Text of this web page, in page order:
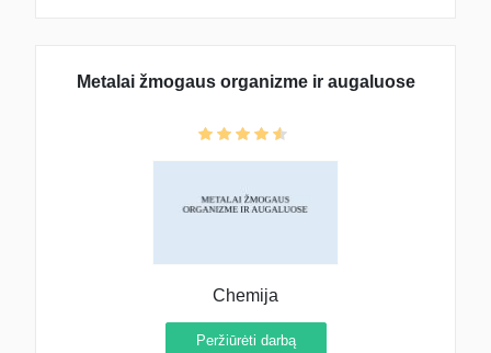
Metalai žmogaus organizme ir augaluose
Chemija
Peržiūrėti darbą